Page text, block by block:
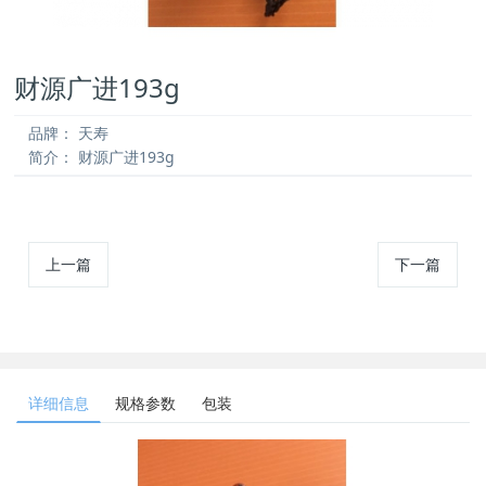
财源广进193g
品牌： 天寿
简介： 财源广进193g
上一篇 下一篇
详细信息 规格参数 包装